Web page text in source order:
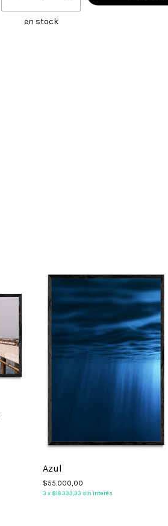
en stock
Azul
$55.000,00
3 x $18.333,33 sin interés